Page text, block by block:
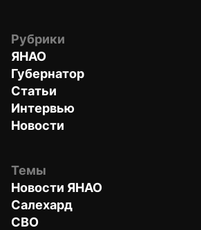
Рубрики
ЯНАО
Губернатор
Статьи
Интервью
Новости
Темы
Новости ЯНАО
Салехард
СВО